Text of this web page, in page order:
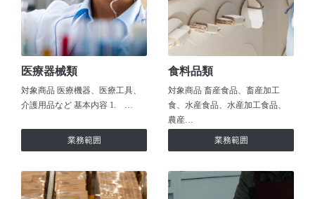
医療器械類
対象商品 医療機器、医療工具、
介護用品など 基本内容 1. …
業務範囲
食料品類
対象商品 畜産食品、畜産加工
食、水産食品、水産加工食品、
農産…
業務範囲